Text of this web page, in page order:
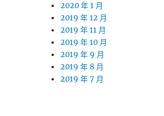
2020 年 1 月
2019 年 12 月
2019 年 11 月
2019 年 10 月
2019 年 9 月
2019 年 8 月
2019 年 7 月